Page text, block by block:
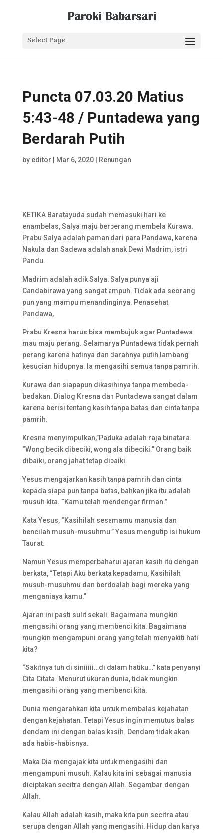
Select Page
Puncta 07.03.20 Matius
5:43-48 / Puntadewa yang
Berdarah Putih
by editor Mar 6, 2020| Renungan
KETIKA Baratayuda sudah memasuki hari ke
enambelas, Salya maju berperang membela Kurawa.
Prabu Salya adalah paman dari para Pandawa, karena
Nakula dan Sadewa adalah anak Dewi Madrim, istri
Pandu.
Madrim adalah adik Salya. Salya punya aji
Candabirawa yang sangat ampuh. Tidak ada seorang
pun yang mampu menandinginya. Penasehat
Pandawa,
Prabu Kresna harus bisa membujuk agar Puntadewa
mau maju perang. Selamanya Puntadewa tidak pernah
perang karena hatinya dan darahnya putih lambang
kesucian hidupnya. Ia mengasihi semua tanpa pamrih.
Kurawa dan siapapun dikasihinya tanpa membeda-
bedakan. Dialog Kresna dan Puntadewa sangat dalam
karena berisi tentang kasih tanpa batas dan cinta tanpa
pamrih.
Kresna menyimpulkan,”Paduka adalah raja binatara.
“Wong becik dibeciki, wong ala dibeciki.” Orang baik
dibaiki, orang jahat tetap dibaiki.
Yesus mengajarkan kasih tanpa pamrih dan cinta
kepada siapa pun tanpa batas, bahkan jika itu adalah
musuh kita. “Kamu telah mendengar firman.”
Kata Yesus, “Kasihilah sesamamu manusia dan
bencilah musuh-musuhmu.” Yesus mengutip isi hukum
Taurat.
Namun Yesus memperbaharui ajaran kasih itu dengan
berkata, “Tetapi Aku berkata kepadamu, Kasihilah
musuh-musuhmu dan berdoalah bagi mereka yang
menganiaya kamu.”
Ajaran ini pasti sulit sekali. Bagaimana mungkin
mengasihi orang yang membenci kita. Bagaimana
mungkin mengampuni orang yang telah menyakiti hati
kita?
“Sakitnya tuh di siniiiii…di dalam hatiku…” kata penyanyi
Cita Citata. Menurut ukuran dunia, tidak mungkin
mengasihi orang yang membenci kita.
Dunia mengarahkan kita untuk membalas kejahatan
dengan kejahatan. Tetapi Yesus ingin memutus balas
dendam ini dengan balas kasih. Dendam tidak akan
ada habis-habisnya.
Maka Dia mengajak kita untuk mengasihi dan
mengampuni musuh. Kalau kita ini sebagai manusia
diciptakan secitra dengan Allah. Segambar dengan
Allah.
Kalau Allah adalah kasih, maka kita pun secitra atau
serupa dengan Allah yang mengasihi. Hidup dan karya